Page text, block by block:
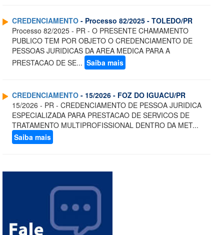
CREDENCIAMENTO - Processo 82/2025 - TOLEDO/PR
Processo 82/2025 - PR - O PRESENTE CHAMAMENTO
PUBLICO TEM POR OBJETO O CREDENCIAMENTO DE
PESSOAS JURIDICAS DA AREA MEDICA PARA A
PRESTACAO DE SE... Saiba mais
CREDENCIAMENTO - 15/2026 - FOZ DO IGUACU/PR
15/2026 - PR - CREDENCIAMENTO DE PESSOA JURIDICA
ESPECIALIZADA PARA PRESTACAO DE SERVICOS DE
TRATAMENTO MULTIPROFISSIONAL DENTRO DA MET...
Saiba mais